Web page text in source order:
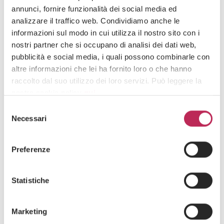
annunci, fornire funzionalità dei social media ed
analizzare il traffico web. Condividiamo anche le
informazioni sul modo in cui utilizza il nostro sito con i
nostri partner che si occupano di analisi dei dati web,
pubblicità e social media, i quali possono combinarle con
altre informazioni che lei ha fornito loro o che hanno
raccolto dal suo utilizzo dei loro servizi. Può leggere la
Attenzione: chiudendo questo banner, cliccando in
un’area sottostante o accedendo ad un’altra pagina del
delNecessari
Preferenze
Statistiche
Marketing
PressRegulación financiera y fintech
1 de julio de 2026
LEXIA assists Cryptosmart in obtaining MiCAR
authorisation from Consob and the Bank of Italy